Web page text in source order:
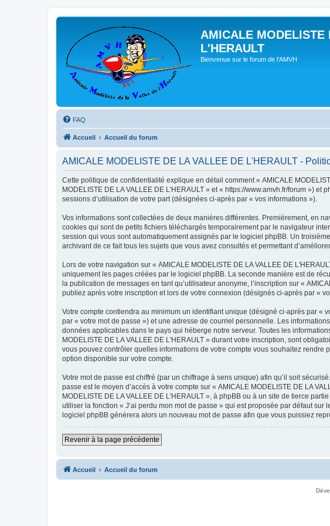
AMICALE MODELISTE
L'HERAULT
Bienvenue sur le forum de l'AMVH
FAQ
Accueil Accueil du forum
AMICALE MODELISTE DE LA VALLEE DE L'HERAULT -
Cette politique de confidentialité explique en détail comment « AMICALE
MODELISTE DE LA VALLEE DE L'HERAULT » et « https://www.amvh.fr/forum »)
sessions d’utilisation de votre part (désignées ci-après par « vos informations »).
Vos informations sont collectées de deux manières différentes. Premièrement, en
cookies qui sont de petits fichiers téléchargés temporairement par le navigateur
session qui vous sont automatiquement assignés par le logiciel phpBB. Un
archivant de ce fait tous les sujets que vous avez consultés et permettant
Lors de votre navigation sur « AMICALE MODELISTE DE LA VALLEE DE
uniquement les pages créées par le logiciel phpBB. La seconde manière est de
la publication de messages en tant qu’utilisateur anonyme, l’inscription sur «
publiez après votre inscription et lors de votre connexion (désignés ci-après par «
Votre compte contiendra au minimum un identifiant unique (désigné ci-après par «
par « votre mot de passe ») et une adresse de courriel personnelle. Les
données applicables dans le pays qui héberge notre serveur. Toutes les
MODELISTE DE LA VALLEE DE L'HERAULT » durant votre inscription, sont
vous pouvez contrôler quelles informations de votre compte vous souhaitez
option disponible sur votre compte.
Votre mot de passe est chiffré (par un chiffrage à sens unique) afin qu’il soit
passe est le moyen d’accès à votre compte sur « AMICALE MODELISTE DE LA
MODELISTE DE LA VALLEE DE L'HERAULT », à phpBB ou à un site de tierce
utiliser la fonction « J’ai perdu mon mot de passe » qui est proposée par défaut
logiciel phpBB générera alors un nouveau mot de passe afin que vous puissiez
Revenir à la page précédente
Accueil Accueil du forum